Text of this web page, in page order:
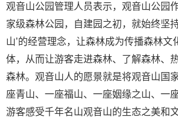
观音山公园管理人员表示，观音山公园
家级森林公园，自建园之初，就始终坚
山’的经营理念，让森林成为传播森林文
体，从而让游客走进森林、了解森林、
森林。观音山人的愿景就是将观音山国
座青山、一座福山、一座姻缘之山、一
游客感受千年名山观音山的生态之美和